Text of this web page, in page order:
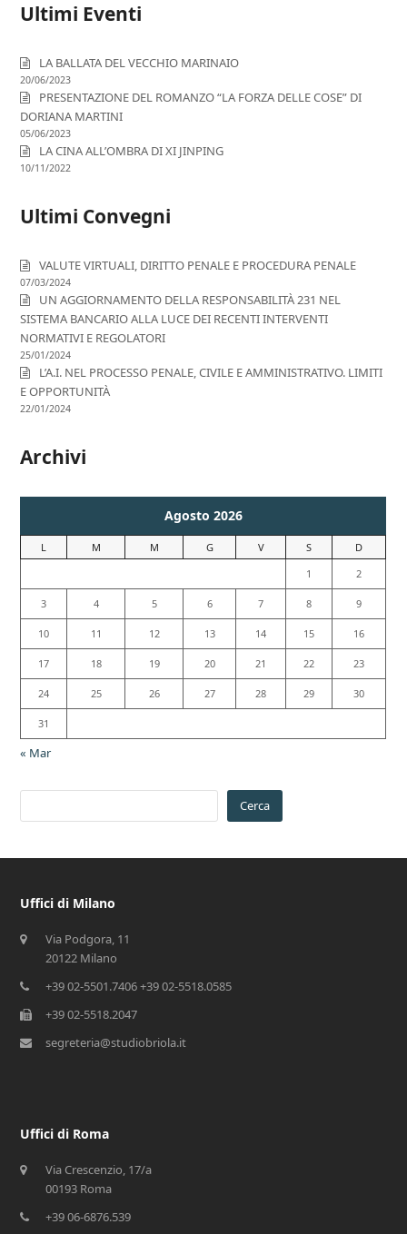
Ultimi Eventi
LA BALLATA DEL VECCHIO MARINAIO
20/06/2023
PRESENTAZIONE DEL ROMANZO “LA FORZA DELLE COSE” DI
DORIANA MARTINI
05/06/2023
LA CINA ALL’OMBRA DI XI JINPING
10/11/2022
Ultimi Convegni
VALUTE VIRTUALI, DIRITTO PENALE E PROCEDURA PENALE
07/03/2024
UN AGGIORNAMENTO DELLA RESPONSABILITÀ 231 NEL
SISTEMA BANCARIO ALLA LUCE DEI RECENTI INTERVENTI
NORMATIVI E REGOLATORI
25/01/2024
L’A.I. NEL PROCESSO PENALE, CIVILE E AMMINISTRATIVO. LIMITI
E OPPORTUNITÀ
22/01/2024
Archivi
Agosto 2026
L M M G V S
D
1
2
3 4 5 6 7 8 9
10 11 12 13 14 15 16
17 18 19 20 21 22 23
24 25 26 27 28 29 30
31
« Mar
Cerca
Uffici di Milano
Via Podgora, 11
20122 Milano
+39 02-5501.7406 +39 02-5518.0585
+39 02-5518.2047
segreteria@studiobriola.it
Uffici di Roma
Via Crescenzio, 17/a
00193 Roma
+39 06-6876.539